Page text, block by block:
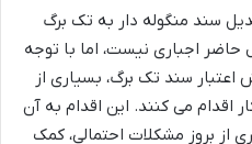
سند منگوله دار به تک برگ
حاضر اجباری نیست، اما با توجه
اعتبار سند تک برگ، بسیاری از
اقدام می کنند. این اقدام به آن
از بروز مشکلات احتمالی، کمک